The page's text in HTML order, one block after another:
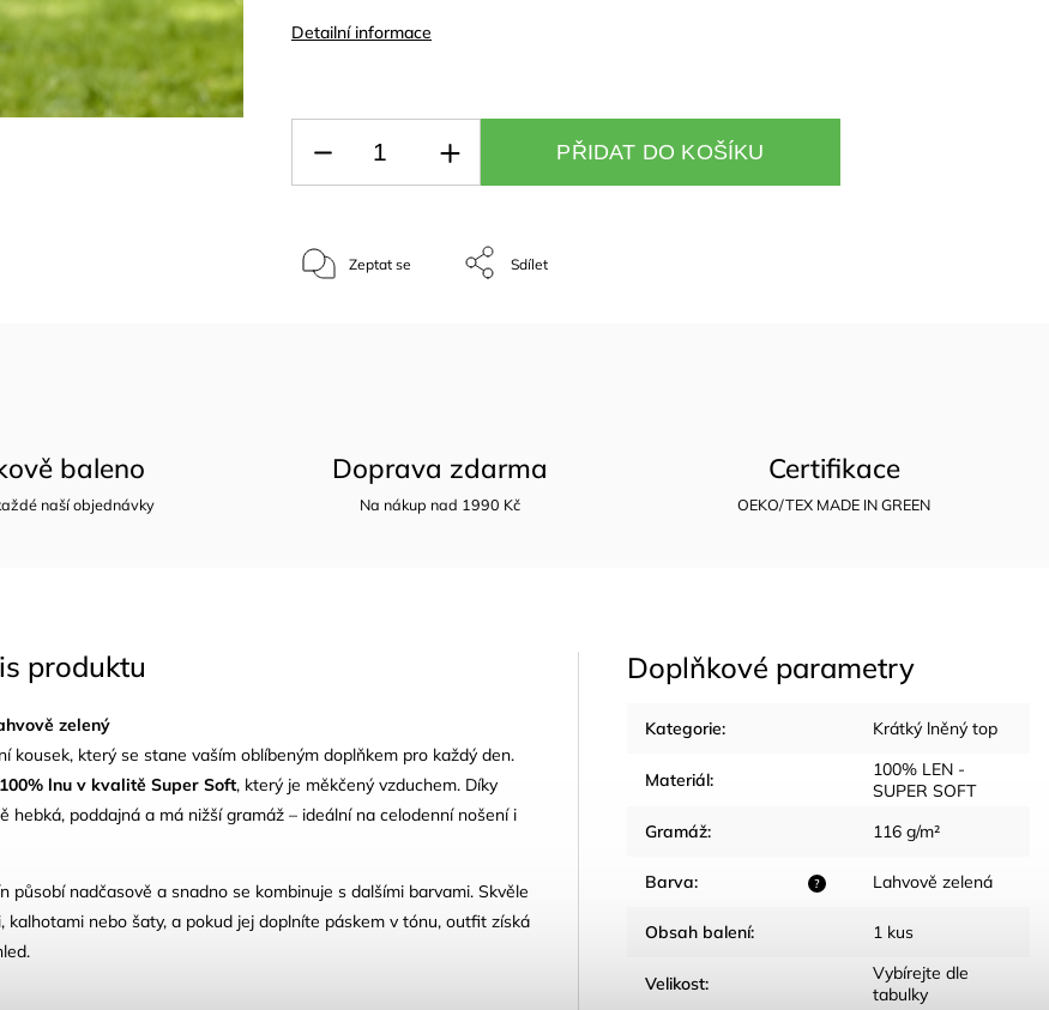
Detailní informace
PŘIDAT DO KOŠÍKU
Zeptat se Sdílet
baleno
naší objednávky
Doprava zdarma
Na nákup nad 1990 Kč
Certifikace
OEKO/TEX MADE IN GREEN
produktu
zelený
kousek, který se stane vaším oblíbeným doplňkem pro každý den.
100% lnu v kvalitě Super Soft, který je měkčený vzduchem. Díky
hebká, poddajná a má nižší gramáž – ideální na celodenní nošení i
působí nadčasově a snadno se kombinuje s dalšími barvami. Skvěle
kalhotami nebo šaty, a pokud jej doplníte páskem v tónu, outfit získá
Doplňkové parametry
Kategorie: Krátký lněný top
Materiál:
100% LEN -
SUPER SOFT
Gramáž: 116 g/m²
?
Barva: Lahvově zelená
Obsah balení: 1 kus
Velikost:
Vybírejte dle
tabulky